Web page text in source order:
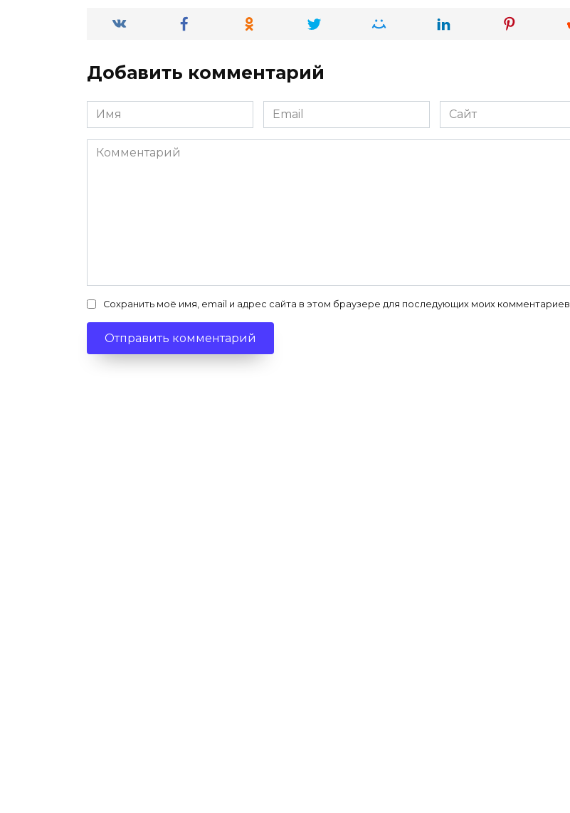
Добавить комментарий
Имя
*
Email
*
Сайт
Комментарий
Сохранить моё имя, email и адрес сайта в этом браузере для последующих моих комментариев.